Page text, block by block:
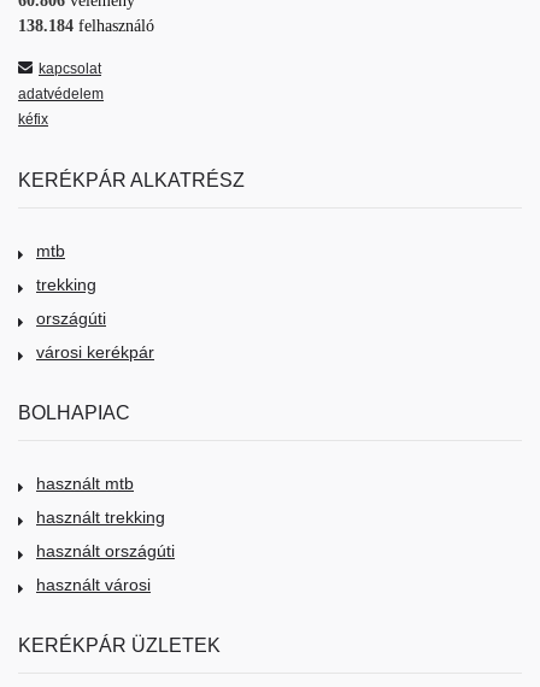
138.184 felhasználó
kapcsolat
adatvédelem
kéfix
KERÉKPÁR ALKATRÉSZ
mtb
trekking
országúti
városi kerékpár
BOLHAPIAC
használt mtb
használt trekking
használt országúti
használt városi
KERÉKPÁR ÜZLETEK